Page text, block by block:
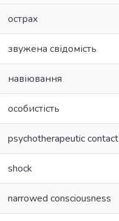
острах
звужена свідомість
навіювання
особистість
psychotherapeutic contact
shock
narrowed consciousness